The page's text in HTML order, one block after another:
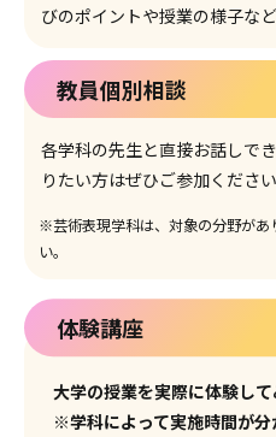
びのポイントや授業の様子な
教員個別相談
各学科の先生と直接お話しで
りたい方はぜひご参加ください
※芸術表現学科は、対象の分野があ
い。
体験講座
大学の授業を実際に体験して
※学科によって実施時間が分